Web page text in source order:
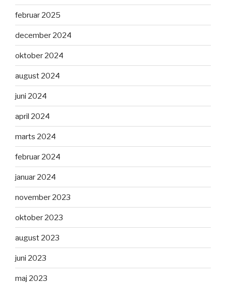
februar 2025
december 2024
oktober 2024
august 2024
juni 2024
april 2024
marts 2024
februar 2024
januar 2024
november 2023
oktober 2023
august 2023
juni 2023
maj 2023